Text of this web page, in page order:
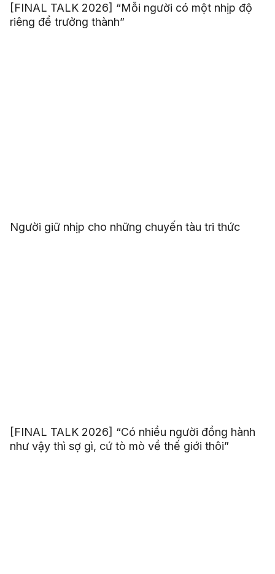
[FINAL TALK 2026] “Mỗi người có một nhịp độ
riêng để trưởng thành”
Người giữ nhịp cho những chuyến tàu tri thức
[FINAL TALK 2026] “Có nhiều người đồng hành
như vậy thì sợ gì, cứ tò mò về thế giới thôi”